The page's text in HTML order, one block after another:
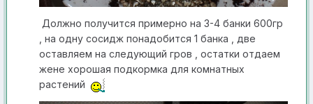
Должно получится при мерно на 3-4 банки 600гр
, на одну сосидж понадобится 1 банка , две
оставляем на следующий гров , остатки отдаем
жене хорошая подкормка для комнатных
растений